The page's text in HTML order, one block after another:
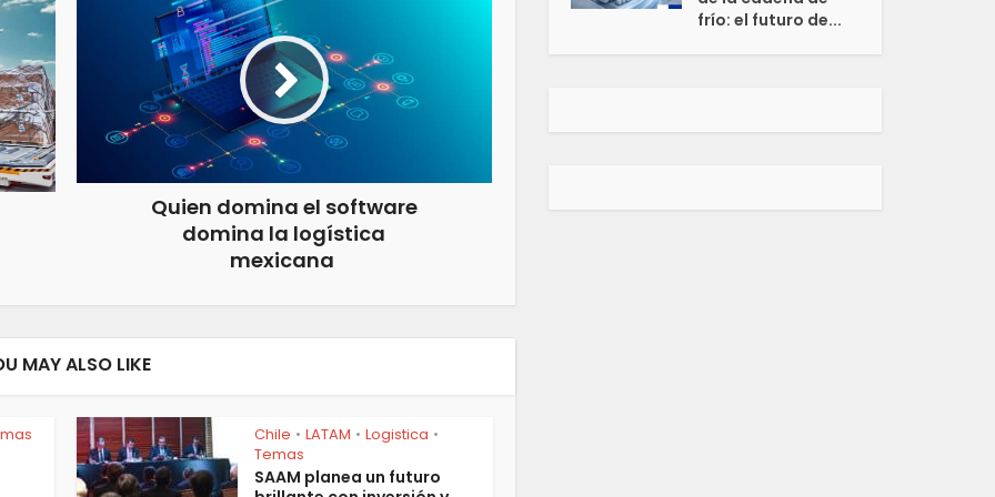
Quien domina el software
domina la logística
mexicana
MAY ALSO LIKE
Chile • LATAM • Logistica •
Temas
SAAM planea un futuro
frío: el futuro de...